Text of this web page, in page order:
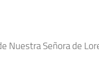
Nuestra Señora de